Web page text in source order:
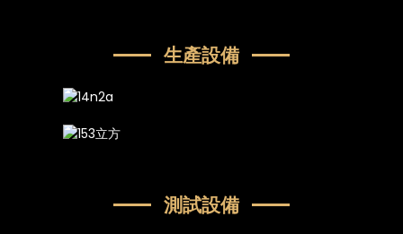
生產設備
測試設備